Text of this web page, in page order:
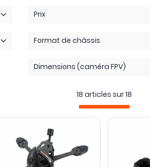
Prix
Format de châssis
Dimensions (caméra FPV)
18 articles sur18